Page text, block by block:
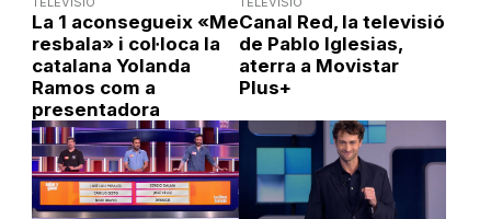
La 1 aconsegueix «Me
resbala» i col·loca la
catalana Yolanda
Ramos com a
presentadora
Canal Red, la televisió
de Pablo Iglesias,
aterra a Movistar
Plus+